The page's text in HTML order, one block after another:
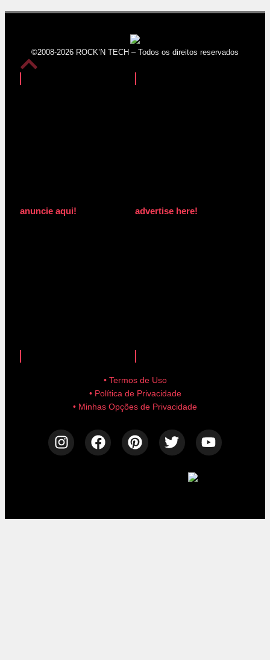
©2008-2026 ROCK’N TECH – Todos os direitos reservados
anuncie aqui! advertise here!
• Termos de Uso
• Política de Privacidade
• Minhas Opções de Privacidade